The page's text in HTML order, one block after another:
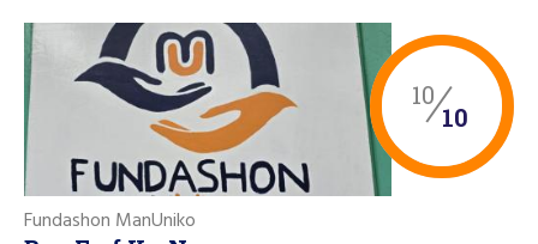
10
10
Fundashon ManUniko